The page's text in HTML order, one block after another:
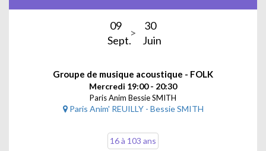
09
Sept.
30
Juin
Groupe de musique acoustique - FOLK
Mercredi 19:00 - 20:30
Paris Anim Bessie SMITH
Paris Anim' REUILLY - Bessie SMITH
16 à 103 ans